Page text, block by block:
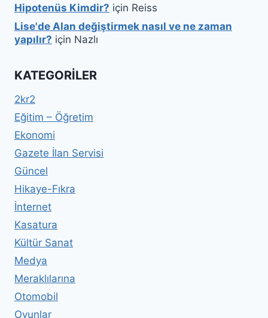
Hipotenüs Kimdir? için Reiss
Lise'de Alan değiştirmek nasıl ve ne zaman
yapılır? için Nazlı
KATEGORILER
2kr2
Eğitim – Öğretim
Ekonomi
Gazete İlan Servisi
Güncel
Hikaye-Fıkra
İnternet
Kasatura
Kültür Sanat
Medya
Meraklılarına
Otomobil
Oyunlar